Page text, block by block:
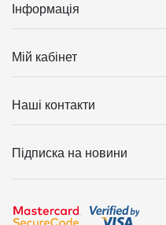
Інформація
Мій кабінет
Наші контакти
Підписка на новини